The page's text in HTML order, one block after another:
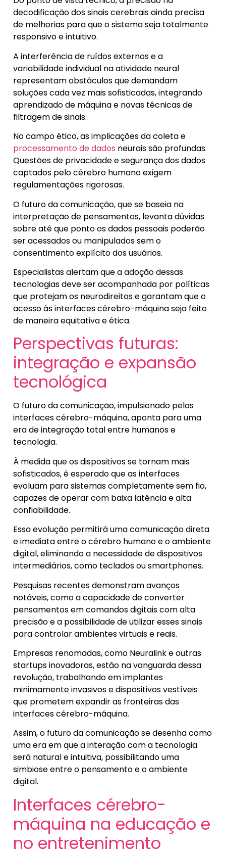
decodificação dos sinais cerebrais ainda precisa
de melhorias para que o sistema seja totalmente
responsivo e intuitivo.
A interferência de ruídos externos e a
variabilidade individual na atividade neural
representam obstáculos que demandam
soluções cada vez mais sofisticadas, integrando
aprendizado de máquina e novas técnicas de
filtragem de sinais.
No campo ético, as implicações da coleta e
processamento de dados neurais são profundas.
Questões de privacidade e segurança dos dados
captados pelo cérebro humano exigem
regulamentações rigorosas.
O futuro da comunicação, que se baseia na
interpretação de pensamentos, levanta dúvidas
sobre até que ponto os dados pessoais poderão
ser acessados ou manipulados sem o
consentimento explícito dos usuários.
Especialistas alertam que a adoção dessas
tecnologias deve ser acompanhada por políticas
que protejam os neurodireitos e garantam que o
acesso às interfaces cérebro-máquina seja feito
de maneira equitativa e ética.
Perspectivas futuras:
integração e expansão
tecnológica
O futuro da comunicação, impulsionado pelas
interfaces cérebro-máquina, aponta para uma
era de integração total entre humanos e
tecnologia.
À medida que os dispositivos se tornam mais
sofisticados, é esperado que as interfaces
evoluam para sistemas completamente sem fio,
capazes de operar com baixa latência e alta
confiabilidade.
Essa evolução permitirá uma comunicação direta
e imediata entre o cérebro humano e o ambiente
digital, eliminando a necessidade de dispositivos
intermediários, como teclados ou smartphones.
Pesquisas recentes demonstram avanços
notáveis, como a capacidade de converter
pensamentos em comandos digitais com alta
precisão e a possibilidade de utilizar esses sinais
para controlar ambientes virtuais e reais.
Empresas renomadas, como Neuralink e outras
startups inovadoras, estão na vanguarda dessa
revolução, trabalhando em implantes
minimamente invasivos e dispositivos vestíveis
que prometem expandir as fronteiras das
interfaces cérebro-máquina.
Assim, o futuro da comunicação se desenha como
uma era em que a interação com a tecnologia
será natural e intuitiva, possibilitando uma
simbiose entre o pensamento e o ambiente
digital.
Interfaces cérebro-
máquina na educação e
no entretenimento